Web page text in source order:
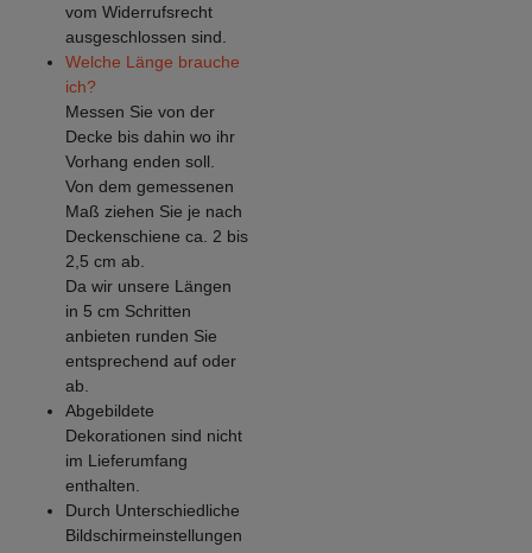
vom Widerrufsrecht
ausgeschlossen sind.
Welche Länge brauche
ich?
Messen Sie von der
Decke bis dahin wo ihr
Vorhang enden soll.
Von dem gemessenen
Maß ziehen Sie je nach
Deckenschiene ca. 2 bis
2,5 cm ab.
Da wir unsere Längen
in 5 cm Schritten
anbieten runden Sie
entsprechend auf oder
ab.
Abgebildete
Dekorationen sind nicht
im Lieferumfang
enthalten.
Durch Unterschiedliche
Bildschirmeinstellungen